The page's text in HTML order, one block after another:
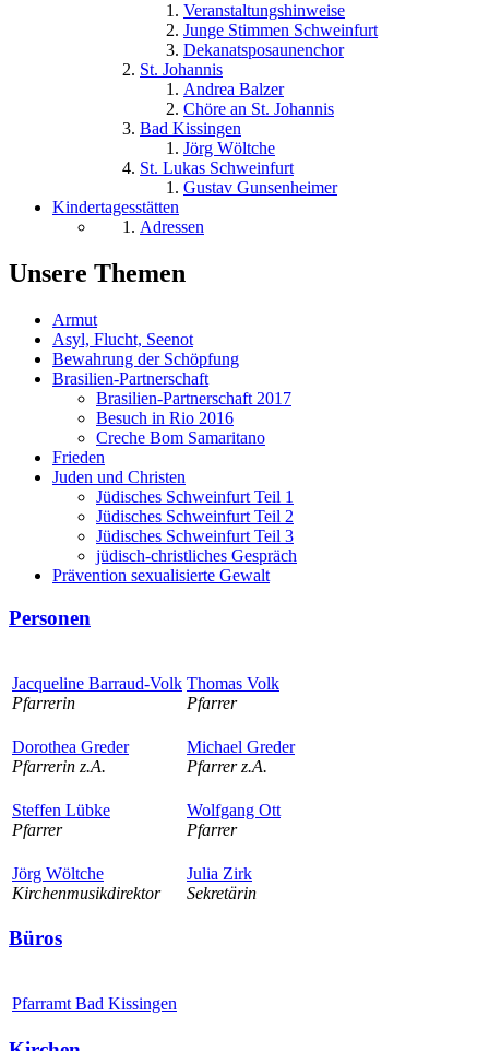
Veranstaltungshinweise
Junge Stimmen Schweinfurt
Dekanatsposaunenchor
St. Johannis
Andrea Balzer
Chöre an St. Johannis
Bad Kissingen
Jörg Wöltche
St. Lukas Schweinfurt
Gustav Gunsenheimer
Kindertagesstätten
Adressen
Unsere Themen
Armut
Asyl, Flucht, Seenot
Bewahrung der Schöpfung
Brasilien-Partnerschaft
Brasilien-Partnerschaft 2017
Besuch in Rio 2016
Creche Bom Samaritano
Frieden
Juden und Christen
Jüdisches Schweinfurt Teil 1
Jüdisches Schweinfurt Teil 2
Jüdisches Schweinfurt Teil 3
jüdisch-christliches Gespräch
Prävention sexualisierte Gewalt
Personen
Jacqueline Barraud-Volk
Pfarrerin
Thomas Volk
Pfarrer
Dorothea Greder
Pfarrerin z.A.
Michael Greder
Pfarrer z.A.
Steffen Lübke
Pfarrer
Wolfgang Ott
Pfarrer
Jörg Wöltche
Kirchenmusikdirektor
Julia Zirk
Sekretärin
Büros
Pfarramt Bad Kissingen